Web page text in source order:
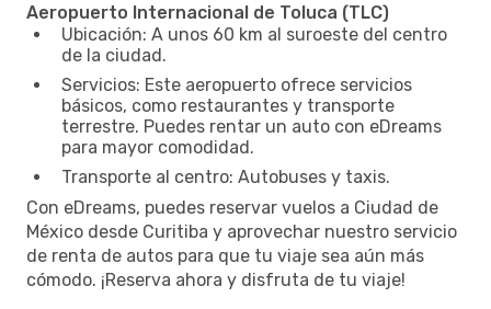
Aeropuerto Internacional de Toluca (TLC)
Ubicación: A unos 60 km al suroeste del centro
de la ciudad.
Servicios: Este aeropuerto ofrece servicios
básicos, como restaurantes y transporte
terrestre. Puedes rentar un auto con eDreams
para mayor comodidad.
Transporte al centro: Autobuses y taxis.
Con eDreams, puedes reservar vuelos a Ciudad de
México desde Curitiba y aprovechar nuestro servicio
de renta de autos para que tu viaje sea aún más
cómodo. ¡Reserva ahora y disfruta de tu viaje!